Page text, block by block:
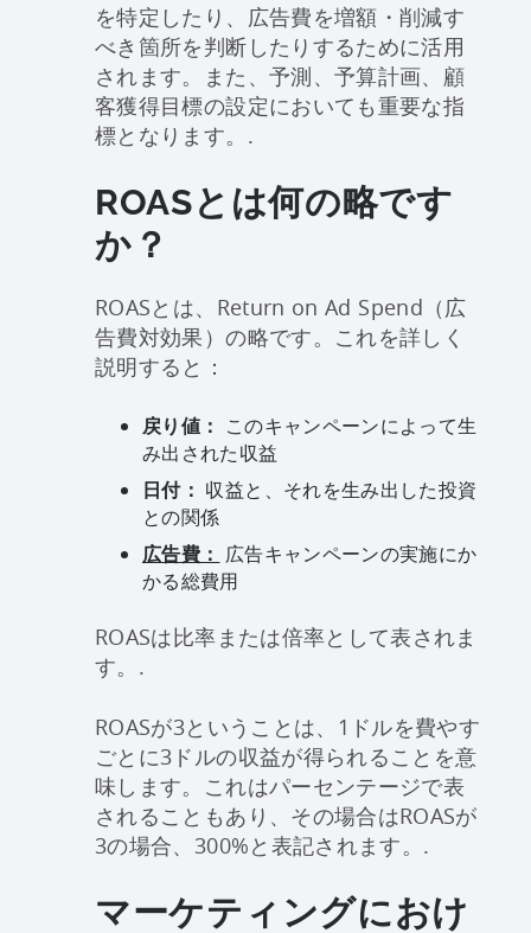
を特定したり、広告費を増額・削減す
べき箇所を判断したりするために活用
されます。また、予測、予算計画、顧
客獲得目標の設定においても重要な指
標となります。.
ROASとは何の略です
か？
ROASとは、Return on Ad Spend（広
告費対効果）の略です。これを詳しく
説明すると：
戻り値： このキャンペーンによって生
み出された収益
日付： 収益と、それを生み出した投資
との関係
広告費： 広告キャンペーンの実施にか
かる総費用
ROASは比率または倍率として表されま
す。.
ROASが3ということは、1ドルを費やす
ごとに3ドルの収益が得られることを意
味します。これはパーセンテージで表
されることもあり、その場合はROASが
3の場合、300%と表記されます。.
マーケティングにおけ